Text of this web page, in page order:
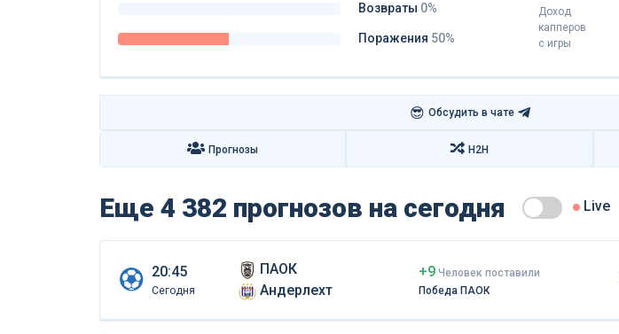
Возвраты 0%
Поражения 50%
Доход
капперов
с игры
😎 Обсудить в чате
Прогнозы H2H
Еще 4 382 прогнозов на сегодня Live
20:45
Сегодня
ПАОК
Андерлехт
+9 Человек поставили
Победа ПАОК